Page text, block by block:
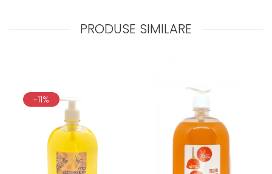
PRODUSE SIMILARE
-11%